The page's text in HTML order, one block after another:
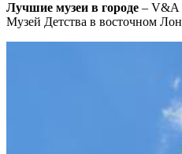
Лучшие музеи в городе – V&A
Музей Детства в восточном